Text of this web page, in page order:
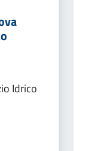
Idrico